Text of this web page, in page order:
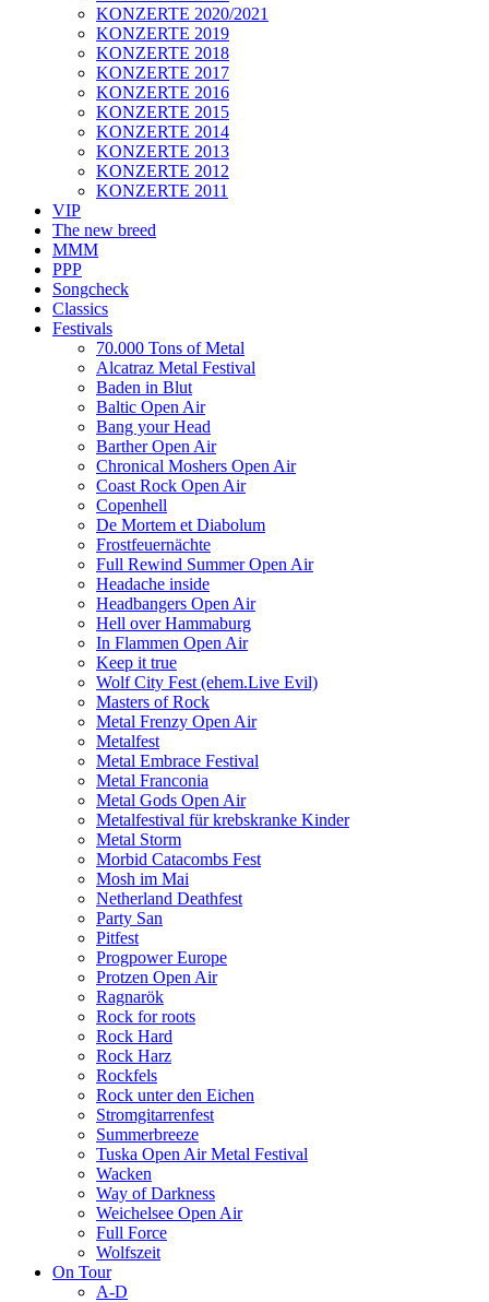
KONZERTE 2020/2021
KONZERTE 2019
KONZERTE 2018
KONZERTE 2017
KONZERTE 2016
KONZERTE 2015
KONZERTE 2014
KONZERTE 2013
KONZERTE 2012
KONZERTE 2011
VIP
The new breed
MMM
PPP
Songcheck
Classics
Festivals
70.000 Tons of Metal
Alcatraz Metal Festival
Baden in Blut
Baltic Open Air
Bang your Head
Barther Open Air
Chronical Moshers Open Air
Coast Rock Open Air
Copenhell
De Mortem et Diabolum
Frostfeuernächte
Full Rewind Summer Open Air
Headache inside
Headbangers Open Air
Hell over Hammaburg
In Flammen Open Air
Keep it true
Wolf City Fest (ehem.Live Evil)
Masters of Rock
Metal Frenzy Open Air
Metalfest
Metal Embrace Festival
Metal Franconia
Metal Gods Open Air
Metalfestival für krebskranke Kinder
Metal Storm
Morbid Catacombs Fest
Mosh im Mai
Netherland Deathfest
Party San
Pitfest
Progpower Europe
Protzen Open Air
Ragnarök
Rock for roots
Rock Hard
Rock Harz
Rockfels
Rock unter den Eichen
Stromgitarrenfest
Summerbreeze
Tuska Open Air Metal Festival
Wacken
Way of Darkness
Weichelsee Open Air
Full Force
Wolfszeit
On Tour
A-D